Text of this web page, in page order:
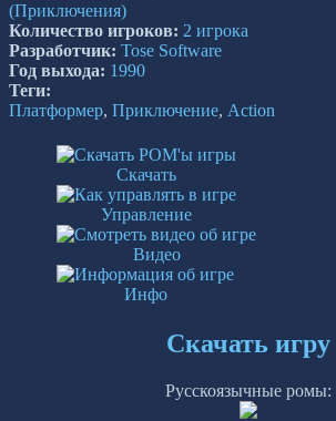
(Приключения)
Количество игроков: 2 игрока
Разработчик: Tose Software
Год выхода: 1990
Теги:
Платформер, Приключение, Action
Скачать
Управление
Видео
Инфо
Скачать игру
Русскоязычные ромы: